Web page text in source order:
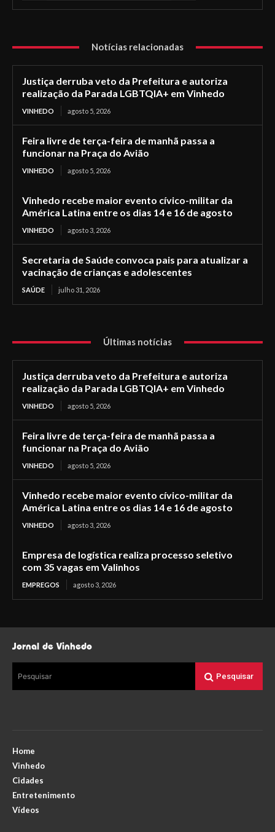
Notícias relacionadas
Justiça derruba veto da Prefeitura e autoriza
realização da Parada LGBTQIA+ em Vinhedo
VINHEDO agosto 5, 2026
Feira livre de terça-feira de manhã passa a
funcionar na Praça do Avião
VINHEDO agosto 5, 2026
Vinhedo recebe maior evento cívico-militar da
América Latina entre os dias 14 e 16 de agosto
VINHEDO agosto 3, 2026
Secretaria de Saúde convoca pais para atualizar a
vacinação de crianças e adolescentes
SAÚDE julho 31, 2026
Últimas notícias
Justiça derruba veto da Prefeitura e autoriza
realização da Parada LGBTQIA+ em Vinhedo
VINHEDO agosto 5, 2026
Feira livre de terça-feira de manhã passa a
funcionar na Praça do Avião
VINHEDO agosto 5, 2026
Vinhedo recebe maior evento cívico-militar da
América Latina entre os dias 14 e 16 de agosto
VINHEDO agosto 3, 2026
Empresa de logística realiza processo seletivo
com 35 vagas em Valinhos
EMPREGOS agosto 3, 2026
Jornal de Vinhedo
Pesquisar Pesquisar
Home
Vinhedo
Cidades
Entretenimento
Vídeos